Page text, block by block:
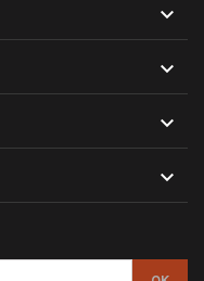



